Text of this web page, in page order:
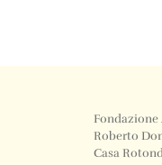
Roberto
Casa